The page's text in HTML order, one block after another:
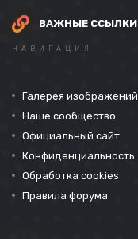
ВАЖНЫЕ ССЫЛКИ
НАВИГАЦИЯ
Галерея изображений
Наше сообщество
Официальный сайт
Конфиденциальность
Обработка cookies
Правила форума